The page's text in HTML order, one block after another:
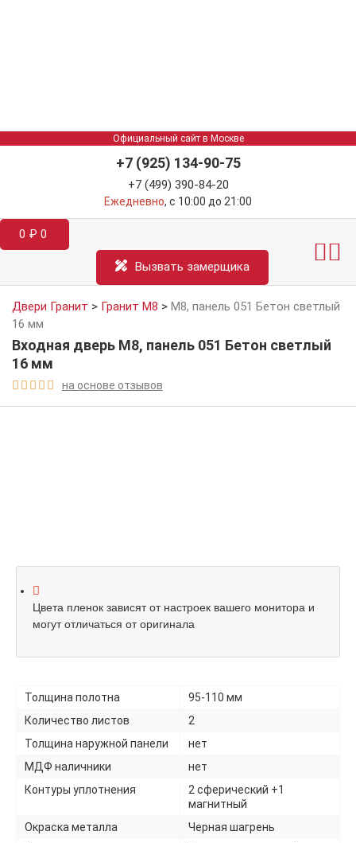
Официальный сайт в Москве
+7 (925) 134-90-75
+7 (499) 390-84-20
Ежедневно, с 10:00 до 21:00
0 ₽ 0
Вызвать замерщика
Двери Гранит > Гранит М8 > М8, панель 051 Бетон светлый
16 мм
Входная дверь М8, панель 051 Бетон светлый
16 мм
     на основе отзывов
Цвета пленок зависят от настроек вашего монитора и
могут отличаться от оригинала
Толщина полотна
95-110 мм
Количество листов
2
Толщина наружной панели
нет
МДФ наличники
нет
Контуры уплотнения
2 сферический +1
магнитный
Окраска металла
Черная шагрень